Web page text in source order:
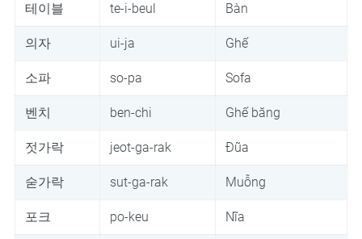
테이블 te-i-beul Bàn
의자 ui-ja Ghế
소파 so-pa Sofa
벤치 ben-chi Ghế băng
젓가락 jeot-ga-rak Đũa
숟가락 sut-ga-rak Muỗng
포크 po-keu Nĩa